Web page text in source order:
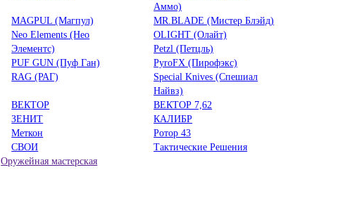
Аммо)
MAGPUL (Магпул)
MR.BLADE (Мистер Блэйд)
Neo Elements (Нео
Элементс)
OLIGHT (Олайт)
Petzl (Петцль)
PUF GUN (Пуф Ган)
PyroFX (Пирофэкс)
RAG (РАГ)
Special Knives (Спешиал
Найвз)
ВЕКТОР
ВЕКТОР 7,62
ЗЕНИТ
КАЛИБР
Меткон
Ротор 43
СВОИ
Тактические Решения
Оружейная мастерская